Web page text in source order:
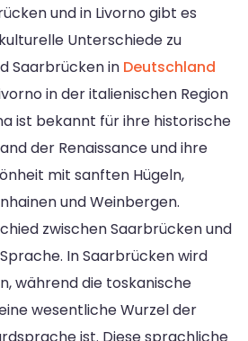
und in Livorno gibt es
Unterschiede zu
Saarbrücken in Deutschland
in der italienischen Region
ist bekannt für ihre historische
der Renaissance und ihre
mit sanften Hügeln,
und Weinbergen.
zwischen Saarbrücken und
In Saarbrücken wird
während die toskanische
wesentliche Wurzel der
ist. Diese sprachliche